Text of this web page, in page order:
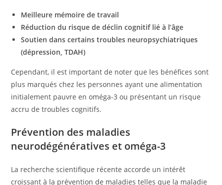
Meilleure mémoire de travail
Réduction du risque de déclin cognitif lié à l’âge
Soutien dans certains troubles neuropsychiatriques
(dépression, TDAH)
Cependant, il est important de noter que les bénéfices sont
plus marqués chez les personnes ayant une alimentation
initialement pauvre en oméga-3 ou présentant un risque
accru de troubles cognitifs.
Prévention des maladies
neurodégénératives et oméga-3
La recherche scientifique récente accorde un intérêt
croissant à la prévention de maladies telles que la maladie